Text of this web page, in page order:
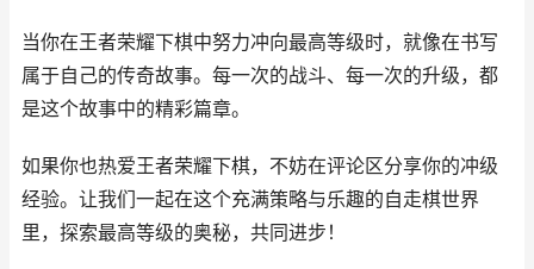
当你在王者荣耀下棋中努力冲向最高等级时，就像在书写
属于自己的传奇故事。每一次的战斗、每一次的升级，都
是这个故事中的精彩篇章。
如果你也热爱王者荣耀下棋，不妨在评论区分享你的冲级
经验。让我们一起在这个充满策略与乐趣的自走棋世界
里，探索最高等级的奥秘，共同进步！